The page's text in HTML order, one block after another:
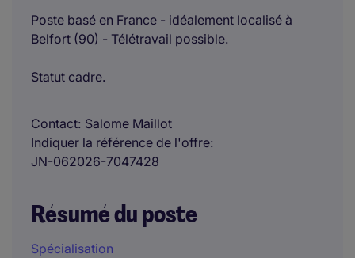
Poste basé en France - idéalement localisé à
Belfort (90) - Télétravail possible.
Statut cadre.
Contact Salome Maillot
Indiquer la référence de l'offre
JN-062026-7047428
Résumé du poste
Spécialisation